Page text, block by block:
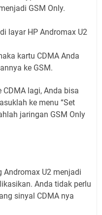
GSM Only.
layar HP Andromax U2
kartu CDMA Anda
ke GSM.
lagi, Anda bisa
ke menu “Set
jaringan GSM Only
U2 menjadi
Anda tidak perlu
sinyal CDMA nya